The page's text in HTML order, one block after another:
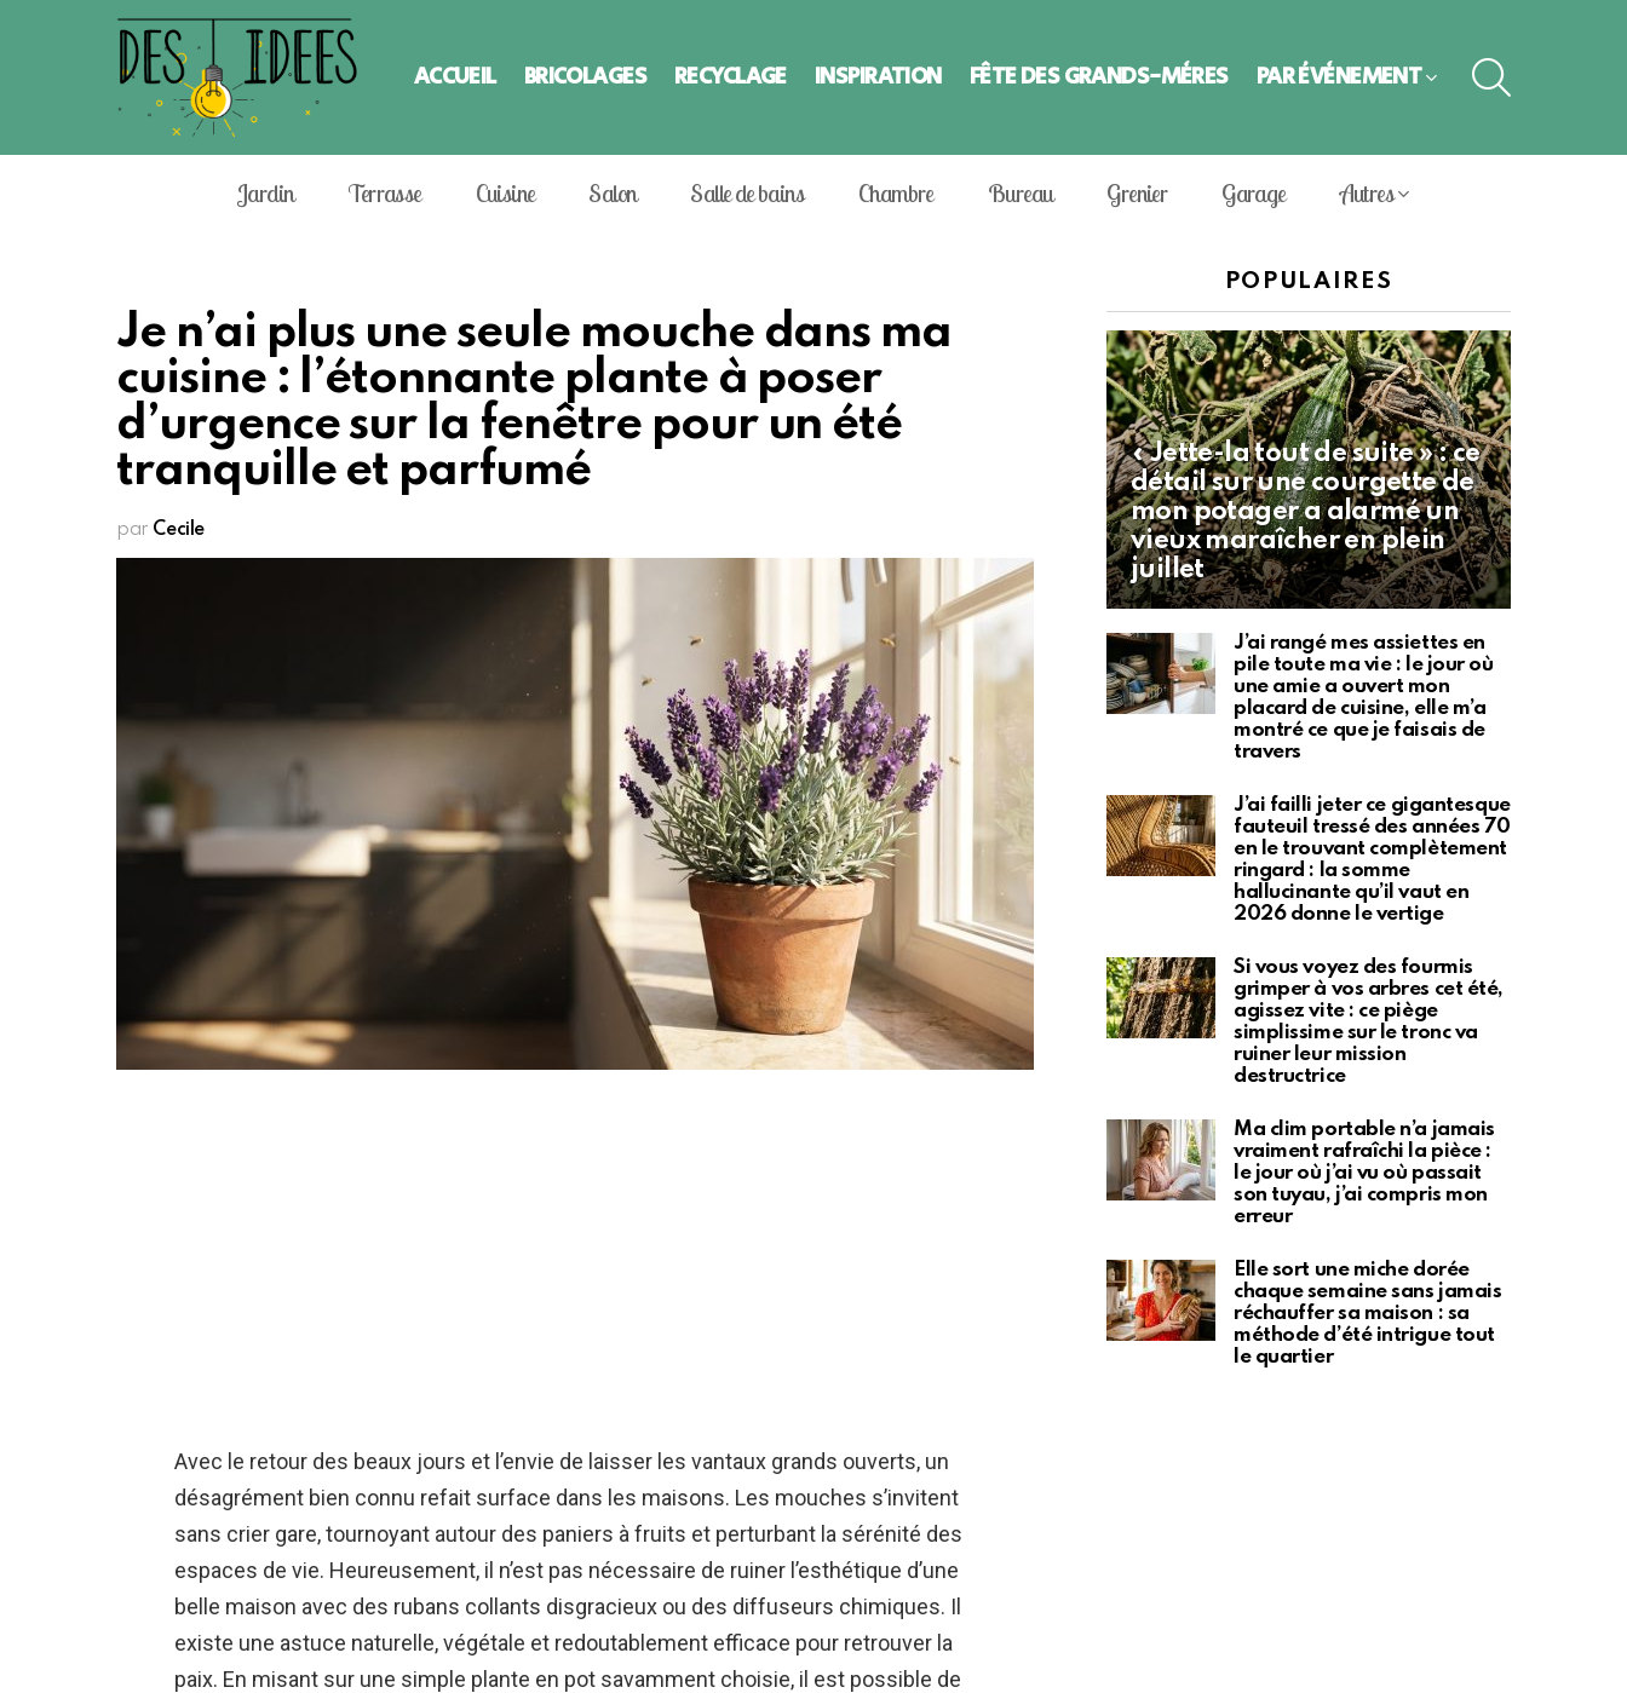
ACCUEIL BRICOLAGES RECYCLAGE INSPIRATION FÊTE DES GRANDS-MÈRES PAR ÉVÈNEMENT
Jardin Terrasse Cuisine Salon Salle de bains Chambre Bureau Grenier Garage Autres
Je n’ai plus une seule mouche dans ma
cuisine : l’étonnante plante à poser
d’urgence sur la fenêtre pour un été
tranquille et parfumé
par Cecile
Avec le retour des beaux jours et l’envie de laisser les vantaux grands ouverts, un
désagrément bien connu refait surface dans les maisons. Les mouches s’invitent
sans crier gare, tournoyant autour des paniers à fruits et perturbant la sérénité des
espaces de vie. Heureusement, il n’est pas nécessaire de ruiner l’esthétique d’une
belle maison avec des rubans collants disgracieux ou des diffuseurs chimiques. Il
existe une astuce naturelle, végétale et redoutablement efficace pour retrouver la
paix. En misant sur une simple plante en pot savamment choisie, il est possible de
POPULAIRES
« Jette-la tout de suite » : ce
détail sur une courgette de
mon potager a alarmé un
vieux maraîcher en plein
juillet
J’ai rangé mes assiettes en
pile toute ma vie : le jour où
une amie a ouvert mon
placard de cuisine, elle m’a
montré ce que je faisais de
travers
J’ai failli jeter ce gigantesque
fauteuil tressé des années 70
en le trouvant complètement
ringard : la somme
hallucinante qu’il vaut en
2026 donne le vertige
Si vous voyez des fourmis
grimper à vos arbres cet été,
agissez vite : ce piège
simplissime sur le tronc va
ruiner leur mission
destructrice
Ma clim portable n’a jamais
vraiment rafraîchi la pièce :
le jour où j’ai vu où passait
son tuyau, j’ai compris mon
erreur
Elle sort une miche dorée
chaque semaine sans jamais
réchauffer sa maison : sa
méthode d’été intrigue tout
le quartier